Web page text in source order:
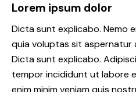
Lorem ipsum dolor
Dicta sunt explicabo. Nemo
quia voluptas sit aspernatur
Dicta sunt explicabo.
tempor incididunt ut labore